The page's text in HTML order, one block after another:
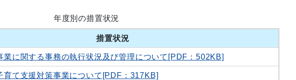
年度別の措置状況
措置状況
業に関する事務の執行状況及び管理について[PDF：502KB]
育て支援対策事業について[PDF：317KB]